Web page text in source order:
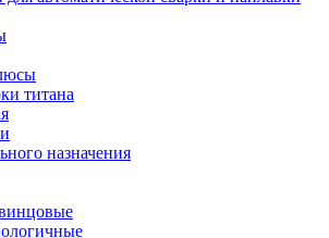
титана
назначения